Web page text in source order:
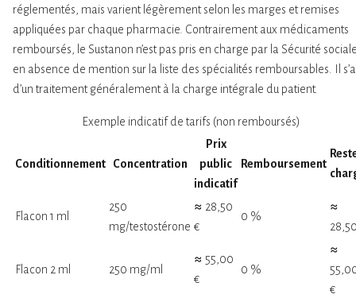
réglementés, mais varient légèrement selon les marges et remises
appliquées par chaque pharmacie. Contrairement aux médicaments
remboursés, le Sustanon n’est pas pris en charge par la Sécurité
en absence de mention sur la liste des spécialités remboursables. Il
d’un traitement généralement à la charge intégrale du patient.
Exemple indicatif de tarifs (non remboursés)
Conditionnement Concentration
Prix
public
indicatif
Remboursement
Flacon 1 ml
250
mg/testostérone
≈ 28,50
€
0 %
≈
Flacon 2 ml 250 mg/ml
≈ 55,00
€
0 %
≈
€